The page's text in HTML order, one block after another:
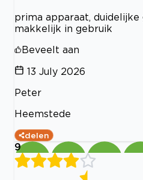
prima apparaat, duidelijke
makkelijk in gebruik
Beveelt aan
13 July 2026
Peter
Heemstede
delen
9